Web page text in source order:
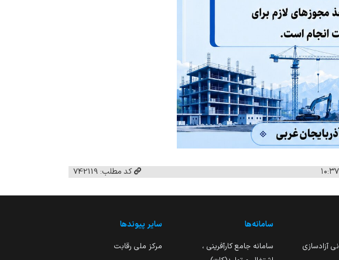
کد مطلب: 742119
آزادسازی
سامانه‌ها
سامانه جامع کارآفرینی ،
سایر پیوندها
مرکز ملی رقابت